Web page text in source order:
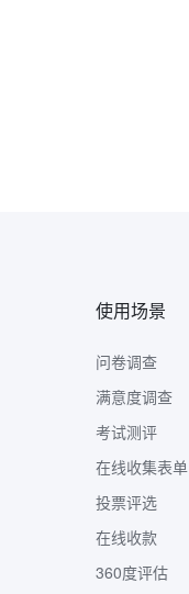
使用场景
问卷调查
满意度调查
考试测评
在线收集表单
投票评选
在线收款
360度评估